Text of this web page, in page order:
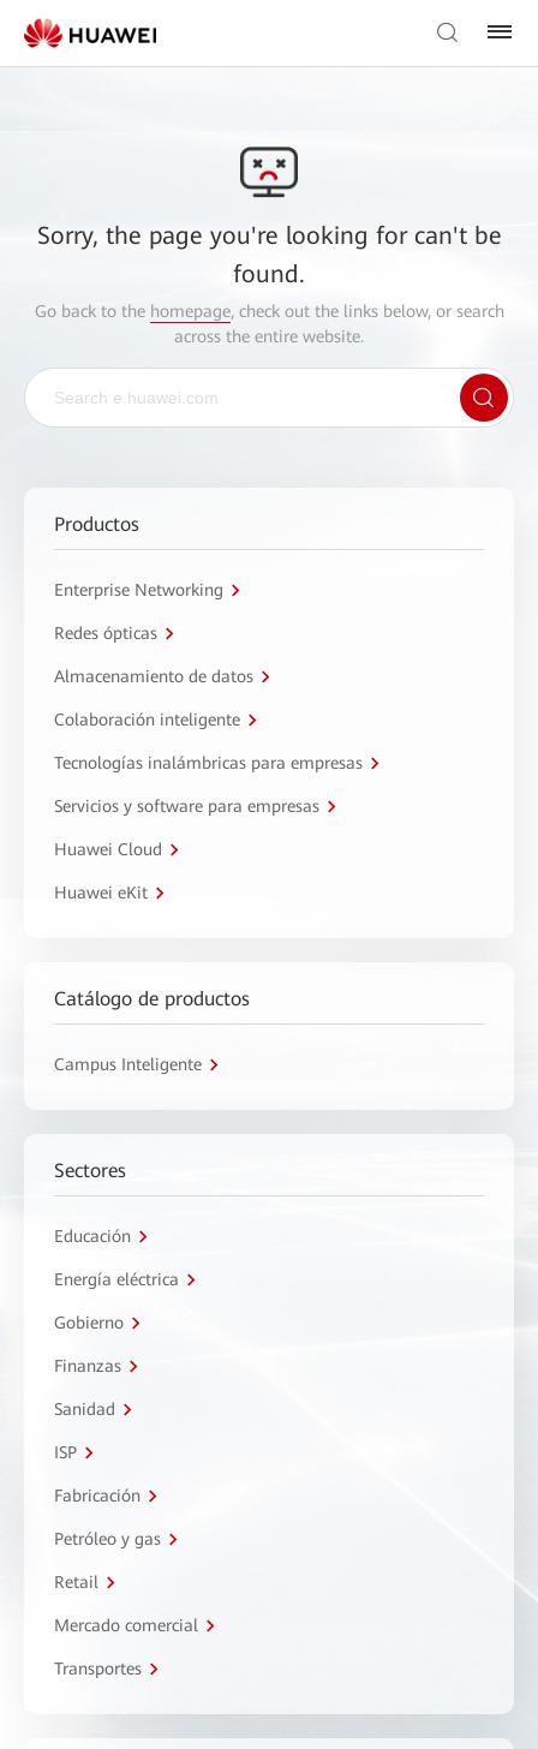
Sorry, the page you're looking for can't be
found.
Go back to the homepage, check out the links below, or search
across the entire website.
Productos
Enterprise Networking
Redes ópticas
Almacenamiento de datos
Colaboración inteligente
Tecnologías inalámbricas para empresas
Servicios y software para empresas
Huawei Cloud
Huawei eKit
Catálogo de productos
Campus Inteligente
Sectores
Educación
Energía eléctrica
Gobierno
Finanzas
Sanidad
ISP
Fabricación
Petróleo y gas
Retail
Mercado comercial
Transportes